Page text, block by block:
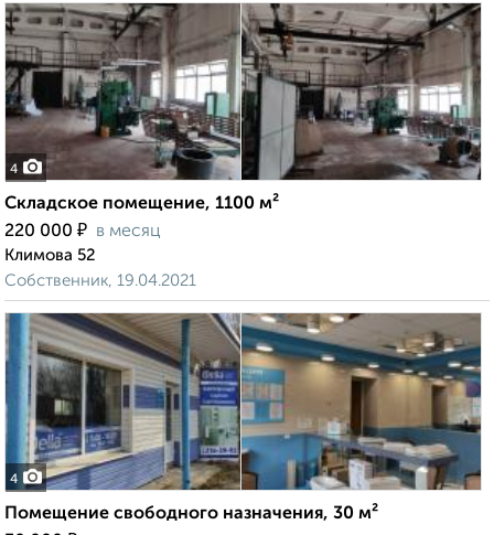
4
Складское помещение, 1100 м²
220 000 ₽ в месяц
Климова 52
Собственник, 19.04.2021
4
Помещение свободного назначения, 30 м²